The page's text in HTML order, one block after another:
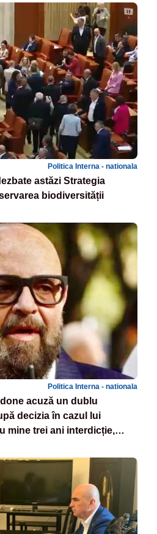
Politica Interna - nationala
astăzi Strategia
biodiversității
Politica Interna - nationala
acuză un dublu
decizia în cazul lui
mine trei ani interdicție,